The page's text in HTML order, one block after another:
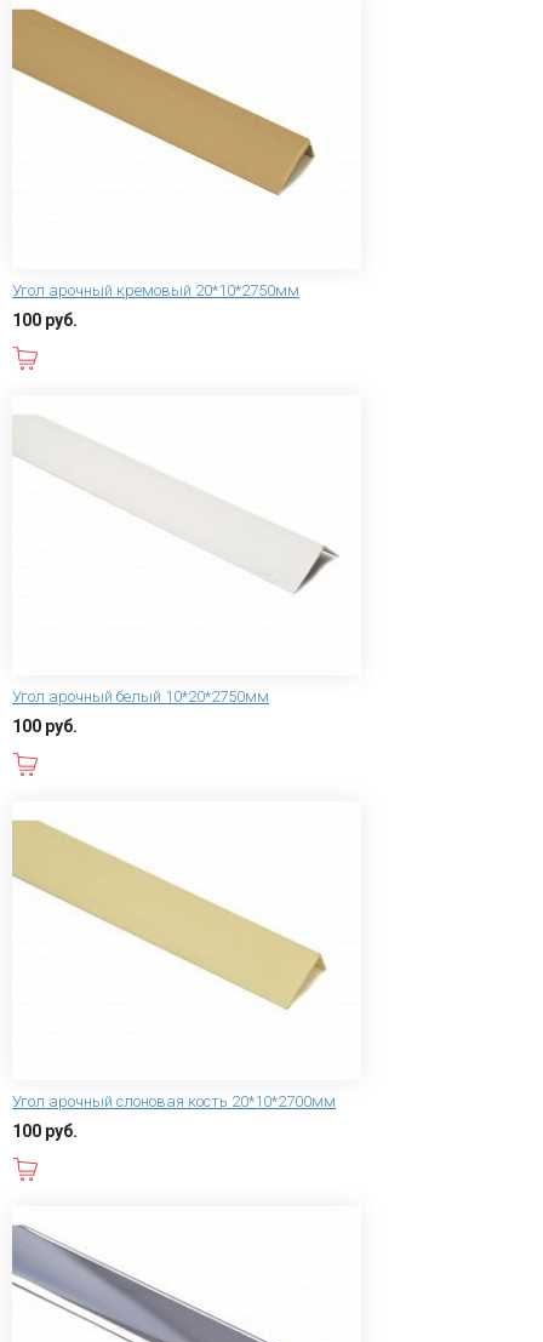
Угол арочный кремовый 20*10*2750мм
100 руб.
Угол арочный белый 10*20*2750мм
100 руб.
Угол арочный слоновая кость 20*10*2700мм
100 руб.